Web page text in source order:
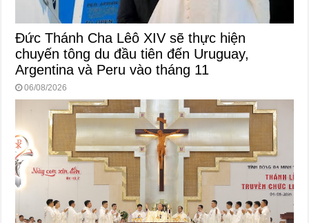
Đức Thánh Cha Lêô XIV sẽ thực hiện
chuyến tông du đầu tiên đến Uruguay,
Argentina và Peru vào tháng 11
06/08/2026